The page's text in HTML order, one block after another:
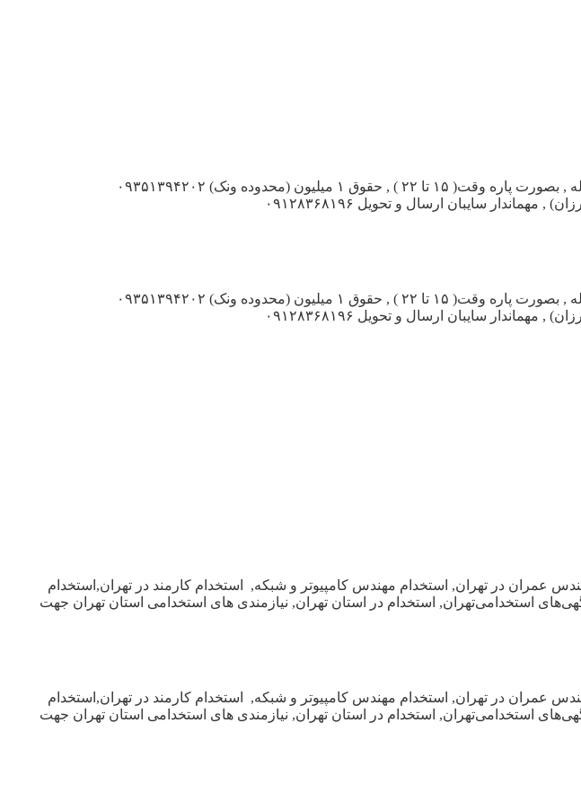
آگهی استخدام مهماندار در تهران کافه کارزین , همکار خانم , جهت امر پذیرایی و مهمانداری , حداکثر ۳۰ ساله , بصورت پاره وقت( ۱۵ تا ۲۲ ) , حقوق ۱ میلیون (محدوده ونک) ۰۹۳۵۱۳۹۴۲۰۲
__________Www.IranEstekhdam.Ir______________ میز صندلی فرش تعداد بالا , مجالس مراسم ادارات (ارزان) , مهماندار سایبان ارسال و تحویل ۰۹۱۲۸۳۶۸۱۹۶
آگهی استخدام مهماندار در تهران کافه کارزین , همکار خانم , جهت امر پذیرایی و مهمانداری , حداکثر ۳۰ ساله , بصورت پاره وقت( ۱۵ تا ۲۲ ) , حقوق ۱ میلیون (محدوده ونک) ۰۹۳۵۱۳۹۴۲۰۲
__________Www.IranEstekhdam.Ir______________ میز صندلی فرش تعداد بالا , مجالس مراسم ادارات (ارزان) , مهماندار سایبان ارسال و تحویل ۰۹۱۲۸۳۶۸۱۹۶
عمران در تهران, استخدام مهندس کامپیوتر و شبکه, استخدام کارمند در تهران,استخدام
استخدامی‌تهران, استخدام در استان تهران, نیازمندی های استخدامی استان تهران جهت
عمران در تهران, استخدام مهندس کامپیوتر و شبکه, استخدام کارمند در تهران,استخدام
استخدامی‌تهران, استخدام در استان تهران, نیازمندی های استخدامی استان تهران جهت